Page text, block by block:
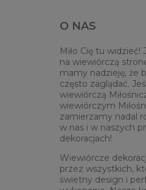
O NAS
Miło Cię tu widzieć!
na wiewiórczą
mamy nadzieję, że
często zaglądać.
wiewiórczą
wiewiórczym
zamierzamy nadal
w nas i w naszych
dekoracjach!
Wiewiórcze
przez wszystkich,
świetny design i